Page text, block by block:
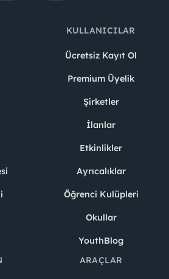
KULLANICILAR
Ücretsiz Kayıt Ol
Premium Üyelik
Şirketler
İlanlar
Etkinlikler
Ayrıcalıklar
Öğrenci Kulüpleri
Okullar
YouthBlog
ARAÇLAR